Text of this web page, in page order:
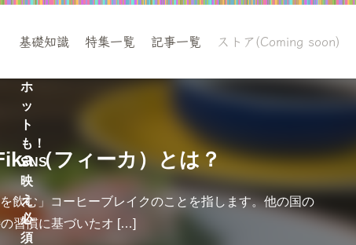
基礎知識 特集一覧 記事一覧 ストア(Coming soon)
（フィーカ）とは？
飲む」コーヒーブレイクのことを指します。他の国の
習慣に基づいたオ […]
ス
ホ
ッ
ト
も！
SNS
映
え
必
須